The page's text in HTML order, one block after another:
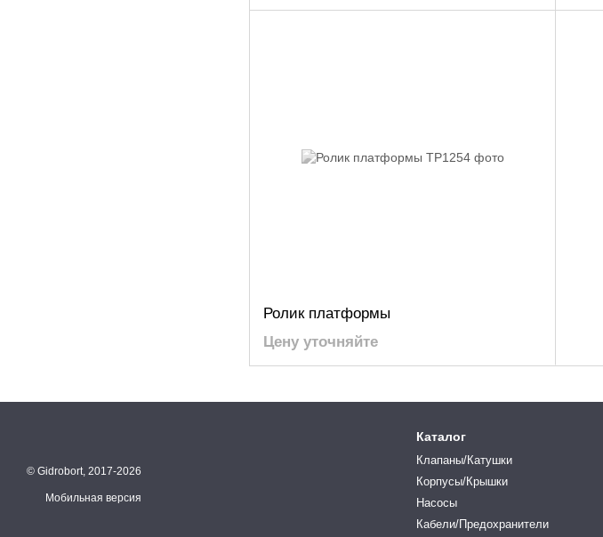
Ролик платформы
Цену уточняйте
© Gidrobort, 2017-2026
Мобильная версия
Каталог
Клапаны/Катушки
Корпусы/Крышки
Насосы
Кабели/Предохранители